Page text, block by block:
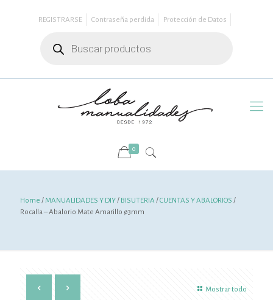
REGISTRARSE Contraseña perdida
Protección de Datos
productos
0
Home /MANUALIDADES Y DIY/ BISUTERIA /CUENTAS Y ABALORIOS /
Rocalla – Abalorio Mate Amarillo ø3mm
Mostrar todo